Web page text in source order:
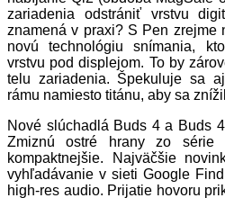
zariadenia odstrániť vrstvu
znamená v praxi? S Pen zrejme
novú technológiu snímania,
vrstvu pod displejom. To by
telu zariadenia. Špekuluje sa
rámu namiesto titánu, aby sa
Nové slúchadlá Buds 4 a Buds
Zmiznú ostré hrany zo
kompaktnejšie. Najväčšie
vyhľadávanie v sieti Google
high-res audio. Prijatie hovoru